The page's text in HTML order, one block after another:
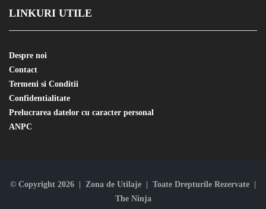
LINKURI UTILE
Despre noi
Contact
Termeni si Conditii
Confidentialitate
Prelucrarea datelor cu caracter personal
ANPC
© Copyright 2026 | Zona de Utilaje | Toate Drepturile Rezervate |
The Ninja